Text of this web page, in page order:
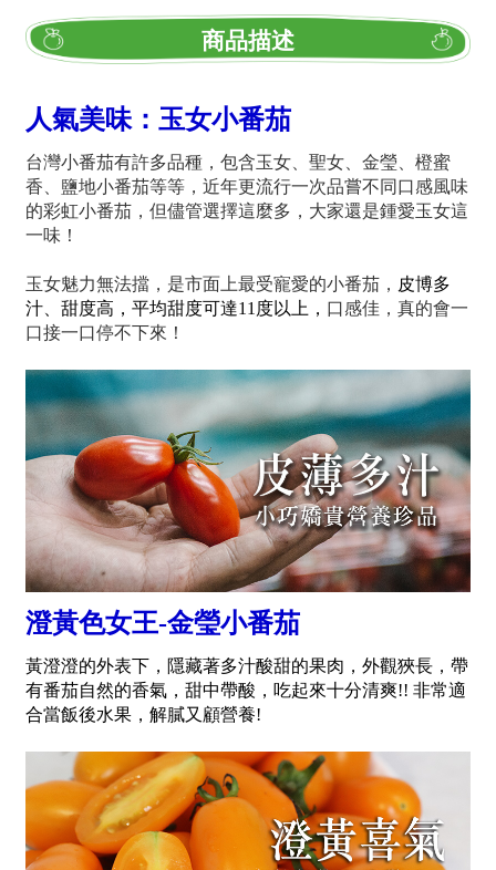
商品描述
人氣美味：玉女小番茄
台灣小番茄有許多品種，包含玉女、聖女、金瑩、橙蜜
香、鹽地小番茄等等，近年更流行一次品嘗不同口感風味
的彩虹小番茄，但儘管選擇這麼多，大家還是鍾愛玉女這
一味！
玉女魅力無法擋，是市面上最受寵愛的小番茄， 皮博多
汁、甜度高，平均甜度可達11度以上， 口感佳，真的會一
口接一口停不下來！
澄黃色女王-金瑩小番茄
黃澄澄的外表下，隱藏著多汁酸甜的果肉，外觀狹長，帶
有番茄自然的香氣，甜中帶酸，吃起來十分清爽!! 非常適
合當飯後水果，解膩又顧營養!